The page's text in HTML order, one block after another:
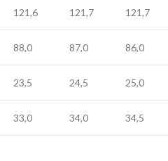
121,6 121,7 121,7
88,0 87,0 86,0
23,5 24,5 25,0
33,0 34,0 34,5